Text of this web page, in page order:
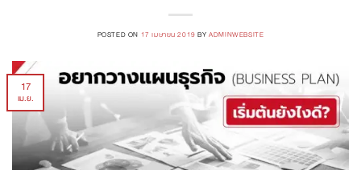
POSTED ON 17 เมษายน 2019 BYADMINWEBSITE
17
เม.ย.